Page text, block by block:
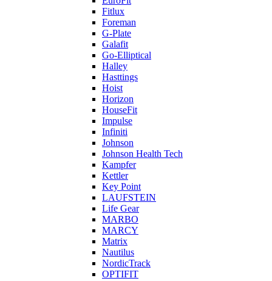
Fitlux
Foreman
G-Plate
Galafit
Go-Elliptical
Halley
Hasttings
Hoist
Horizon
HouseFit
Impulse
Infiniti
Johnson
Johnson Health Tech
Kampfer
Kettler
Key Point
LAUFSTEIN
Life Gear
MARBO
MARCY
Matrix
Nautilus
NordicTrack
OPTIFIT